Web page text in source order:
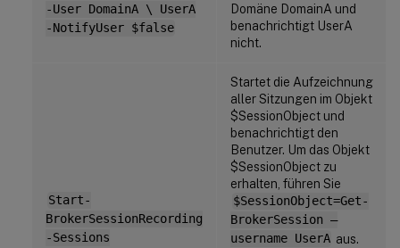
-User DomainA \ UserA
-NotifyUser $false
Domäne DomainA und
benachrichtigt UserA
nicht.
Start-
BrokerSessionRecording
-Sessions
Startet die Aufzeichnung
aller Sitzungen im Objekt
$SessionObject und
benachrichtigt den
Benutzer. Um das Objekt
$SessionObject zu
erhalten, führen Sie
$SessionObject=Get-
BrokerSession –
username UserA aus.